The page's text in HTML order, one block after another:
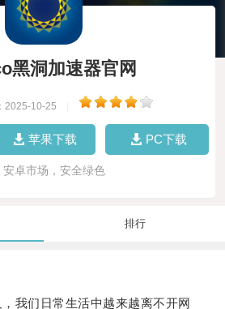
黑洞加速器官网
2025-10-25
苹果下载 PC下载
安卓市场，安全绿色
排行
们日常生活中越来越离不开网